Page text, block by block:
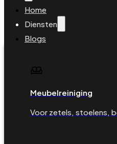
Home
Diensten
Meubelreiniging
Voor zetels, stoelens,
Blogs
Contact
Boeking beheren